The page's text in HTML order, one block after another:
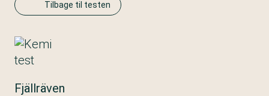
Tilbage til testen
Fjällräven